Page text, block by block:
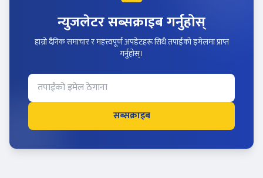
न्युजलेटर सब्सक्राइब गर्नुहोस्
हाम्रो दैनिक समाचार र महत्त्वपूर्ण अपडेटहरू सिधै तपाईंको इमेलमा प्राप्त
गर्नुहोस्।
सब्सक्राइब